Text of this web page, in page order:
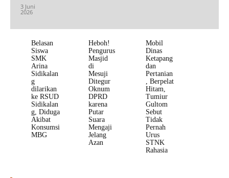
3 Juni
2026
Belasan
Siswa
SMK
Arina
Sidikalan
g
dilarikan
ke RSUD
Sidikalan
g, Diduga
Akibat
Konsumsi
MBG
Heboh!
Pengurus
Masjid
di
Mesuji
Ditegur
Oknum
DPRD
karena
Putar
Suara
Mengaji
Jelang
Azan
Mobil
Dinas
Ketapang
dan
Pertanian
, Berpelat
Hitam,
Tumiur
Gultom
Sebut
Tidak
Pernah
Urus
STNK
Rahasia